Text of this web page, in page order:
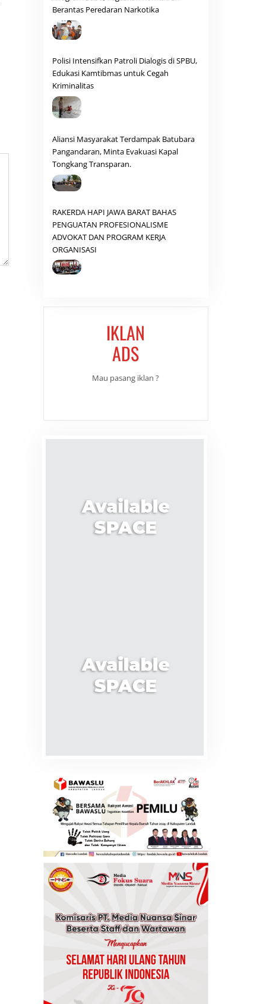
Berantas Peredaran Narkotika
Polisi Intensifkan Patroli Dialogis di SPBU,
Edukasi Kamtibmas untuk Cegah
Kriminalitas
Aliansi Masyarakat Terdampak Batubara
Pangandaran, Minta Evakuasi Kapal
Tongkang Transparan.
RAKERDA HAPI JAWA BARAT BAHAS
PENGUATAN PROFESIONALISME
ADVOKAT DAN PROGRAM KERJA
ORGANISASI
IKLAN
ADS
Mau pasang iklan ?